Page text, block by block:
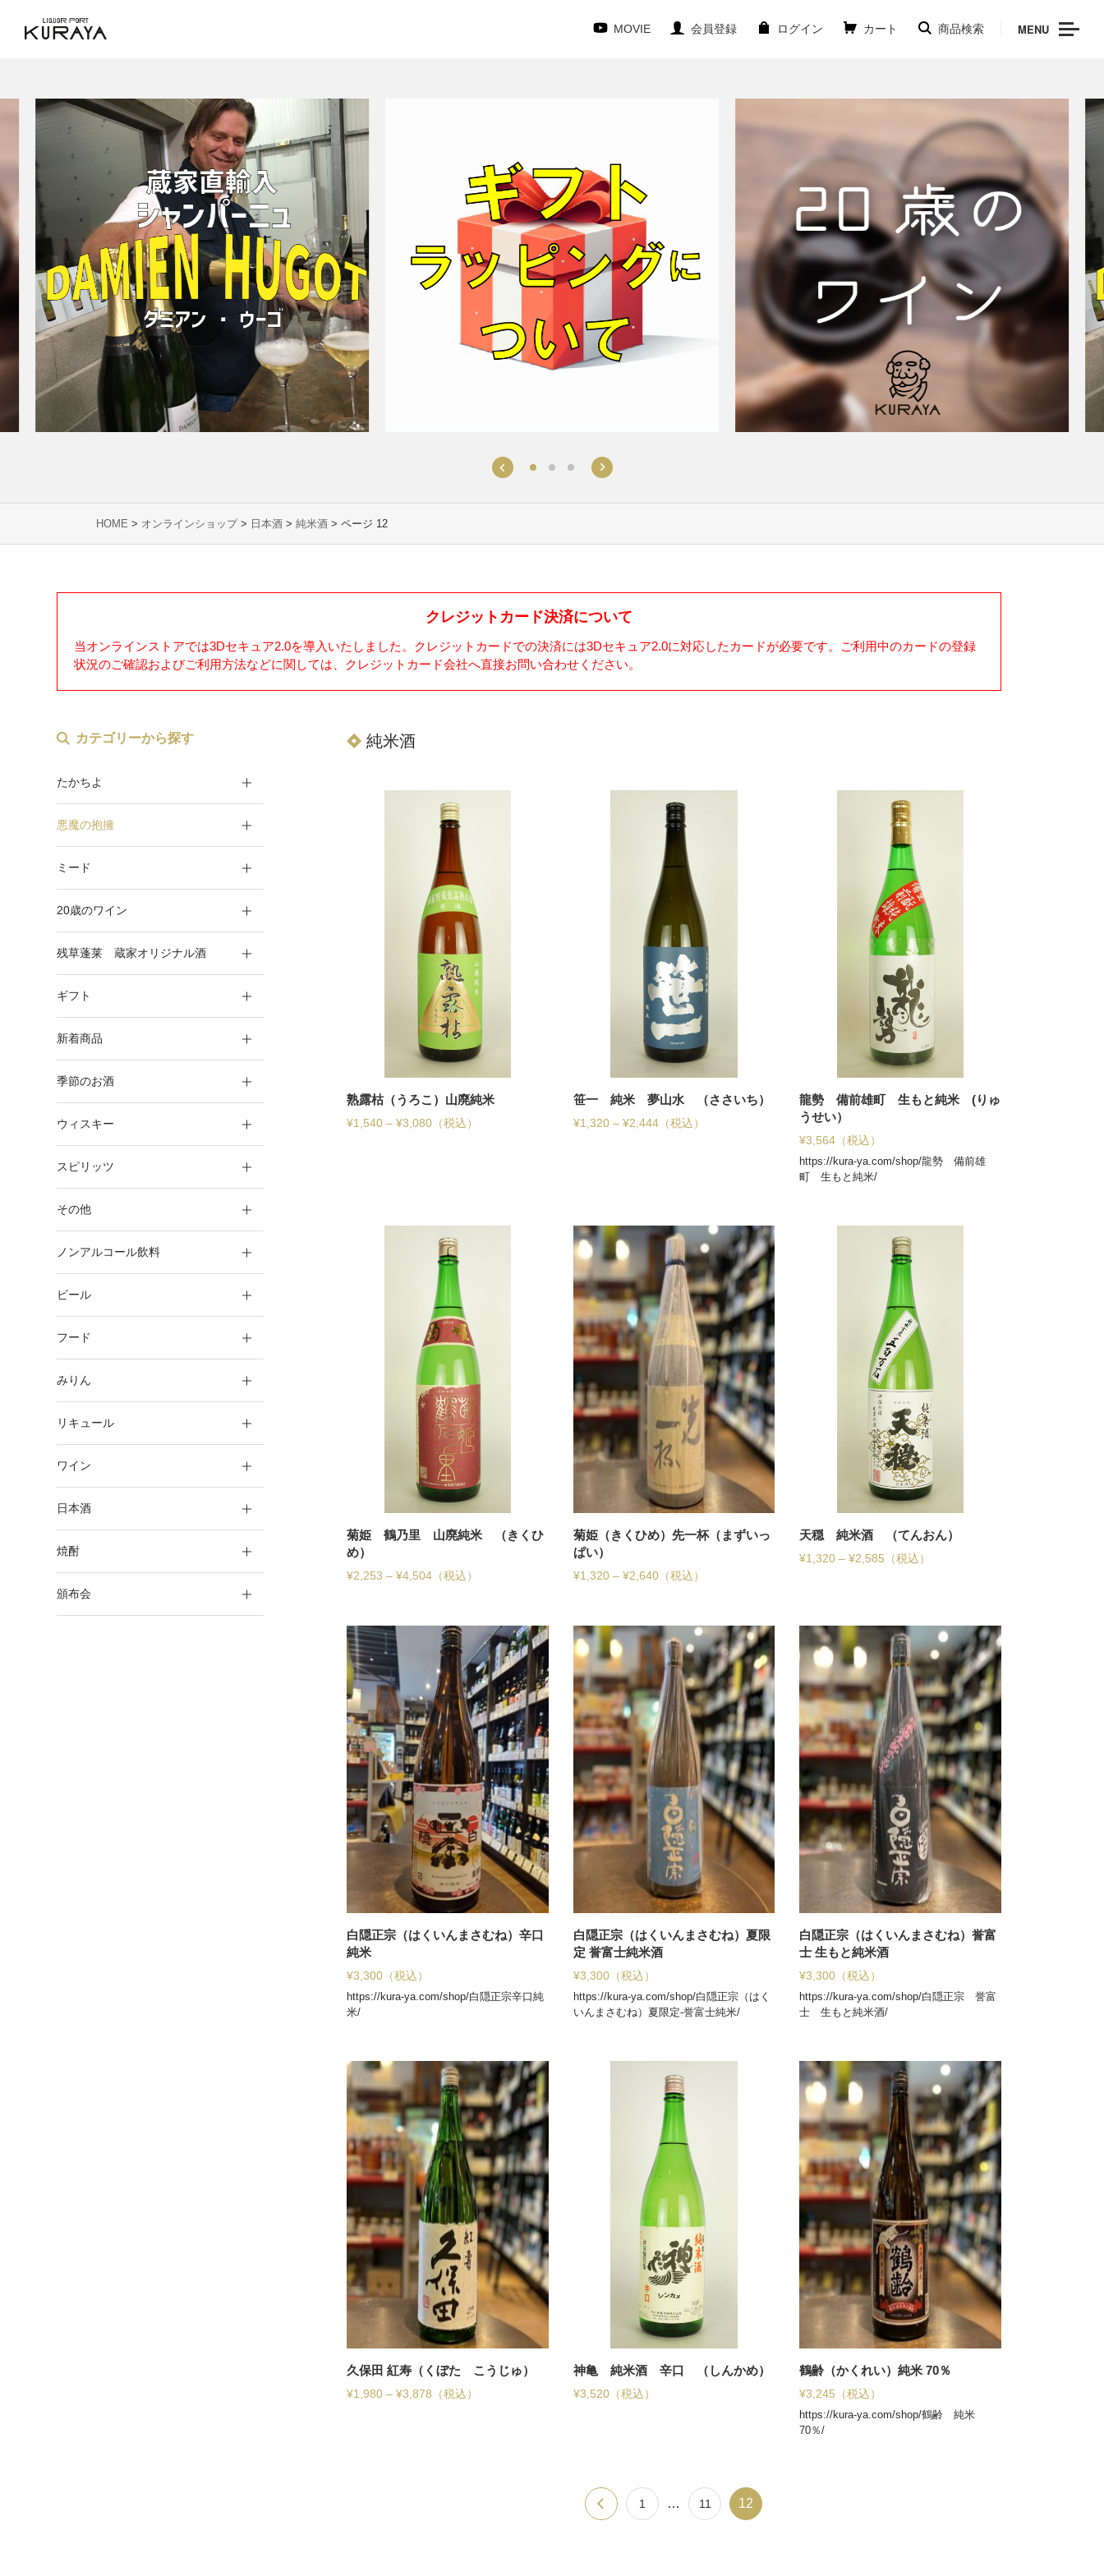
MOVIE 会員登録 ログイン カート 商品検索 MENU
HOME > オンラインショップ> 日本酒 > 純米酒 > ページ 12
クレジットカード決済について
当オンラインストアでは3Dセキュア2.0を導入いたしました。クレジットカードでの決済には3Dセキュア2.0に対応したカードが必要です。ご利用中のカードの登録
状況のご確認およびご利用方法などに関しては、クレジットカード会社へ直接お問い合わせください。
カテゴリーから探す
たかちよ
悪魔の抱擁
ミード
20歳のワイン
残草蓬莱 蔵家オリジナル酒
ギフト
新着商品
季節のお酒
ウィスキー
スピリッツ
その他
ノンアルコール飲料
ビール
フード
みりん
リキュール
ワイン
日本酒
焼酎
頒布会
純米酒
熟露枯（うろこ）山廃純米
¥1,540 –¥3,080 （税込）
笹一 純米 夢山水 （ささいち）
¥1,320– ¥2,444（税込）
龍勢 備前雄町 生もと純米 (りゅ
うせい）
¥3,564 （税込）
https://kura-ya.com/shop/龍勢 備前雄
町 生もと純米/
菊姫 鶴乃里 山廃純米 （きくひ
め）
¥2,253 –¥4,504 （税込）
菊姫（きくひめ）先一杯（まずいっ
ぱい）
¥1,320– ¥2,640（税込）
天穏 純米酒 （てんおん）
¥1,320 –¥2,585 （税込）
白隠正宗（はくいんまさむね）辛口
純米
¥3,300 （税込）
https://kura-ya.com/shop/白隠正宗辛口純
米/
白隠正宗（はくいんまさむね）夏限
定 誉富士純米酒
¥3,300（税込）
https://kura-ya.com/shop/白隠正宗（はく
いんまさむね）夏限定-誉富士純米/
白隠正宗（はくいんまさむね）誉富
士 生もと純米酒
¥3,300 （税込）
https://kura-ya.com/shop/白隠正宗 誉富
士 生もと純米酒/
久保田 紅寿（くぼた こうじゅ）
¥1,980 –¥3,878 （税込）
神亀 純米酒 辛口 （しんかめ）
¥3,520（税込）
鶴齢（かくれい）純米 70％
¥3,245 （税込）
https://kura-ya.com/shop/鶴齢 純米
70％/
1 … 11 12